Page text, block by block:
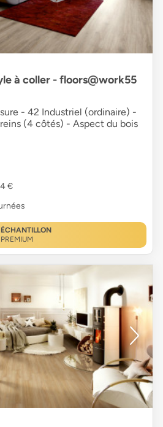
à coller - floors@work55
- 42 Industriel (ordinaire) -
(4 côtés) - Aspect du bois
€
ÉCHANTILLON
PREMIUM